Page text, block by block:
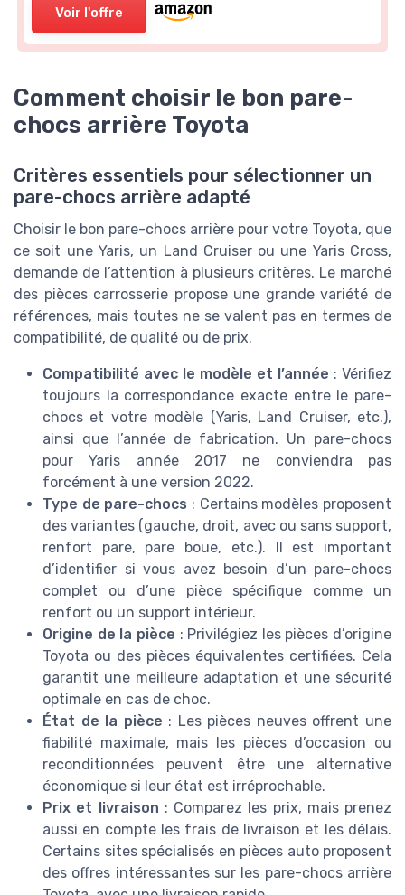
Voir l'offre
Comment choisir le bon pare-
chocs arrière Toyota
Critères essentiels pour sélectionner un
pare-chocs arrière adapté
Choisir le bon pare-chocs arrière pour votre Toyota, que
ce soit une Yaris, un Land Cruiser ou une Yaris Cross,
demande de l’attention à plusieurs critères. Le marché
des pièces carrosserie propose une grande variété de
références, mais toutes ne se valent pas en termes de
compatibilité, de qualité ou de prix.
Compatibilité avec le modèle et l’année : Vérifiez
toujours la correspondance exacte entre le pare-
chocs et votre modèle (Yaris, Land Cruiser, etc.),
ainsi que l’année de fabrication. Un pare-chocs
pour Yaris année 2017 ne conviendra pas
forcément à une version 2022.
Type de pare-chocs : Certains modèles proposent
des variantes (gauche, droit, avec ou sans support,
renfort pare, pare boue, etc.). Il est important
d’identifier si vous avez besoin d’un pare-chocs
complet ou d’une pièce spécifique comme un
renfort ou un support intérieur.
Origine de la pièce : Privilégiez les pièces d’origine
Toyota ou des pièces équivalentes certifiées. Cela
garantit une meilleure adaptation et une sécurité
optimale en cas de choc.
État de la pièce : Les pièces neuves offrent une
fiabilité maximale, mais les pièces d’occasion ou
reconditionnées peuvent être une alternative
économique si leur état est irréprochable.
Prix et livraison : Comparez les prix, mais prenez
aussi en compte les frais de livraison et les délais.
Certains sites spécialisés en pièces auto proposent
des offres intéressantes sur les pare-chocs arrière